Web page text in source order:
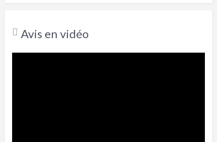
Avis en vidéo